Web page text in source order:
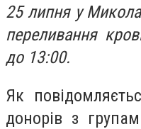
25 липня у
переливання
до 13:00.
Як
донорів з